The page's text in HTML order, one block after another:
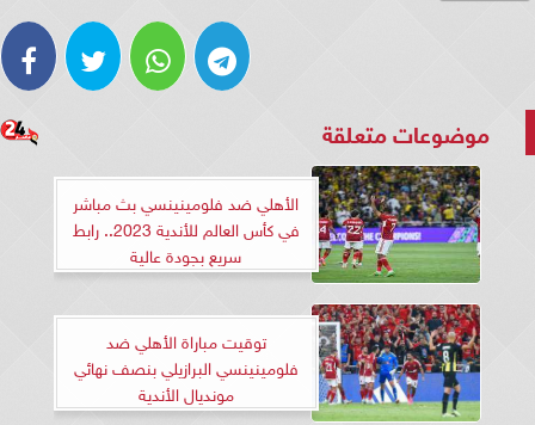
موضوعات متعلقة
الأهلي ضد فلومينينسي بث مباشر
في كأس العالم للأندية 2023.. رابط
سريع بجودة عالية
توقيت مباراة الأهلي ضد
فلومينينسي البرازيلي بنصف نهائي
مونديال الأندية